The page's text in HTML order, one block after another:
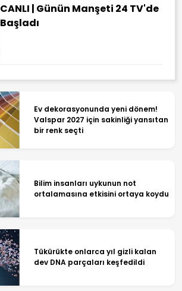
CANLI | Günün Manşeti 24 TV'de
Başladı
Ev dekorasyonunda yeni dönem!
Valspar 2027 için sakinliği yansıtan
bir renk seçti
Bilim insanları uykunun not
ortalamasına etkisini ortaya koydu
Tükürükte onlarca yıl gizli kalan
dev DNA parçaları keşfedildi